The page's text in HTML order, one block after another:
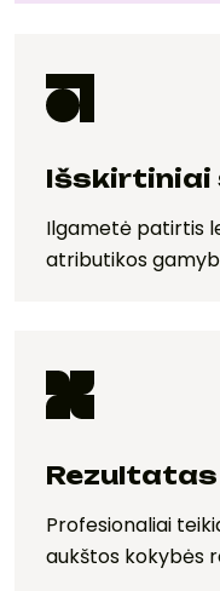
Išskirtiniai
Ilgametė patirtis
atributikos
Profesionaliai
aukštos kokybės